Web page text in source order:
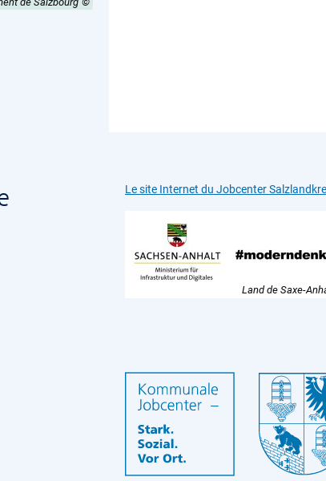
Le site Internet du Jobcenter
Land de Saxe-